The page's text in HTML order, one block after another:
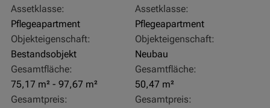
Assetklasse:
Pflegeapartment
Objekteigenschaft:
Bestandsobjekt
Gesamtfläche:
75,17 m² - 97,67 m²
Gesamtpreis:
Assetklasse:
Pflegeapartment
Objekteigenschaft:
Neubau
Gesamtfläche:
50,47 m²
Gesamtpreis: